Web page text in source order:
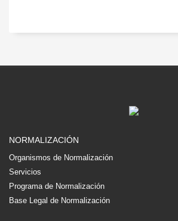
NORMALIZACIÓN
Organismos de Normalización
Servicios
Programa de Normalización
Base Legal de Normalización